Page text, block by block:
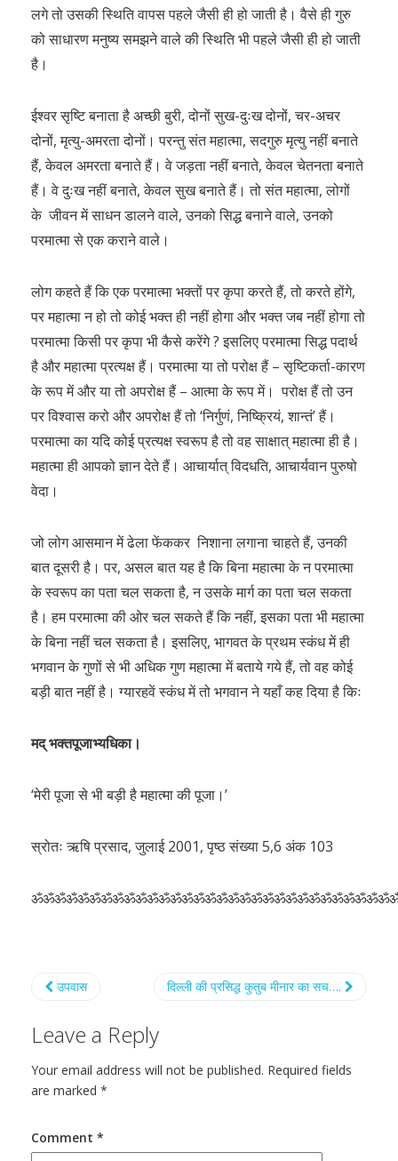
लगे तो उसकी स्थिति वापस पहले जैसी ही हो जाती है। वैसे ही गुरु
को साधारण मनुष्य समझने वाले की स्थिति भी पहले जैसी ही हो जाती
है।
ईश्वर सृष्टि बनाता है अच्छी बुरी, दोनों सुख-दुःख दोनों, चर-अचर
दोनों, मृत्यु-अमरता दोनों। परन्तु संत महात्मा, सदगुरु मृत्यु नहीं बनाते
हैं, केवल अमरता बनाते हैं। वे जड़ता नहीं बनाते, केवल चेतनता बनाते
हैं। वे दुःख नहीं बनाते, केवल सुख बनाते हैं। तो संत महात्मा, लोगों
के जीवन में साधन डालने वाले, उनको सिद्ध बनाने वाले, उनको
परमात्मा से एक कराने वाले।
लोग कहते हैं कि एक परमात्मा भक्तों पर कृपा करते हैं, तो करते होंगे,
पर महात्मा न हो तो कोई भक्त ही नहीं होगा और भक्त जब नहीं होगा तो
परमात्मा किसी पर कृपा भी कैसे करेंगे ? इसलिए परमात्मा सिद्ध पदार्थ
है और महात्मा प्रत्यक्ष हैं। परमात्मा या तो परोक्ष हैं – सृष्टिकर्ता-कारण
के रूप में और या तो अपरोक्ष हैं – आत्मा के रूप में। परोक्ष हैं तो उन
पर विश्वास करो और अपरोक्ष हैं तो ‘निर्गुणं, निष्क्रियं, शान्तं’ हैं।
परमात्मा का यदि कोई प्रत्यक्ष स्वरूप है तो वह साक्षात् महात्मा ही है।
महात्मा ही आपको ज्ञान देते हैं। आचार्यात् विदधति, आचार्यवान पुरुषो
वेदा।
जो लोग आसमान में ढेला फेंककर निशाना लगाना चाहते हैं, उनकी
बात दूसरी है। पर, असल बात यह है कि बिना महात्मा के न परमात्मा
के स्वरूप का पता चल सकता है, न उसके मार्ग का पता चल सकता
है। हम परमात्मा की ओर चल सकते हैं कि नहीं, इसका पता भी महात्मा
के बिना नहीं चल सकता है। इसलिए, भागवत के प्रथम स्कंध में ही
भगवान के गुणों से भी अधिक गुण महात्मा में बताये गये हैं, तो वह कोई
बड़ी बात नहीं है। ग्यारहवें स्कंध में तो भगवान ने यहाँ कह दिया है किः
मद् भक्तपूजाभ्यधिका।
‘मेरी पूजा से भी बड़ी है महात्मा की पूजा।’
स्रोतः ऋषि प्रसाद, जुलाई 2001, पृष्ठ संख्या 5,6 अंक 103
उपवास दिल्ली की प्रसिद्ध कुतुब मीनार का सच….
Leave a Reply
Your email address will not be published. Required fields
are marked *
Comment *